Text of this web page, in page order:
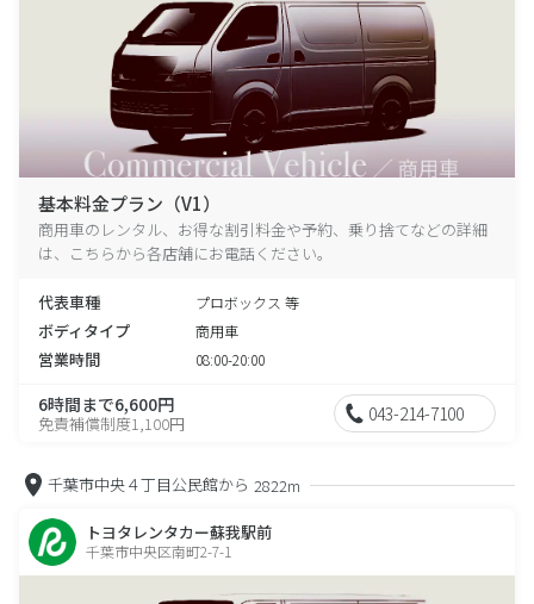
基本料金プラン（V1）
商用車のレンタル、お得な割引料金や予約、乗り捨てなどの詳細
は、こちらから各店舗にお電話ください。
代表車種 プロボックス 等
ボディタイプ 商用車
営業時間 08:00-20:00
6時間まで6,600円
免責補償制度1,100円 043-214-7100
千葉市中央４丁目公民館から 2822m
トヨタレンタカー蘇我駅前
千葉市中央区南町2-7-1